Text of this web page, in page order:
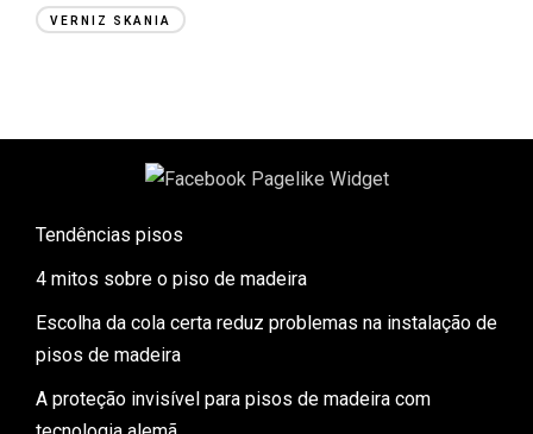
VERNIZ SKANIA
Tendências pisos
4 mitos sobre o piso de madeira
Escolha da cola certa reduz problemas na instalação de
pisos de madeira
A proteção invisível para pisos de madeira com